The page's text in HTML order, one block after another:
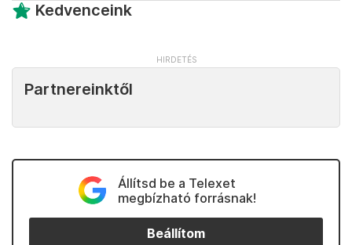
Kedvenceink
Partnereinktől
Állítsd be a Telexet
megbízható forrásnak!
Beállítom